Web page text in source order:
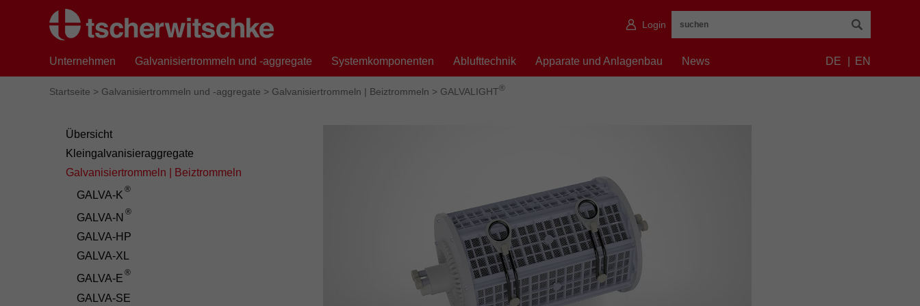
Login
Unternehmen Galvanisiertrommeln und -aggregate Systemkomponenten Ablufttechnik Apparate und Anlagenbau News EN
DE
Startseite > Galvanisiertrommeln und -aggregate > Galvanisiertrommeln | Beiztrommeln > GALVALIGHT®
Übersicht
Kleingalvanisieraggregate
Galvanisiertrommeln | Beiztrommeln
GALVA-K
®
GALVA-N
®
GALVA-HP
GALVA-XL
GALVA-E
®
GALVA-SE